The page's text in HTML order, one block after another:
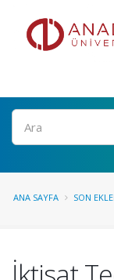
Ara
ANA SAYFA SON